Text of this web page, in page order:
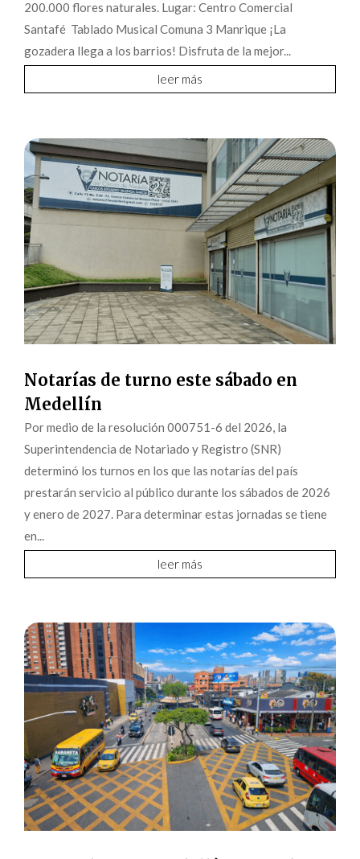
200.000 flores naturales. Lugar: Centro Comercial
Santafé Tablado Musical Comuna 3 Manrique ¡La
gozadera llega a los barrios! Disfruta de la mejor...
leer más
Notarías de turno este sábado en
Medellín
Por medio de la resolución 000751-6 del 2026, la
Superintendencia de Notariado y Registro (SNR)
determinó los turnos en los que las notarías del país
prestarán servicio al público durante los sábados de 2026
y enero de 2027. Para determinar estas jornadas se tiene
en...
leer más